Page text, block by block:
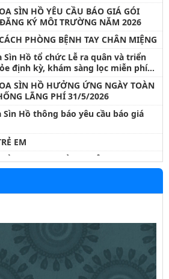
SÌN HỒ YÊU CẦU BÁO GIÁ GÓI
KÝ MÔI TRƯỜNG NĂM 2026
PHÒNG BỆNH TAY CHÂN MIỆNG
Sìn Hồ tổ chức Lễ ra quân và triển
định kỳ, khám sàng lọc miễn phí
năm 2026
SÌN HỒ HƯỞNG ỨNG NGÀY TOÀN
LÃNG PHÍ 31/5/2026
Sìn Hồ thông báo yêu cầu báo giá
EM
COI THƯỜNG MỘT CƠN ĐAU
NHỮNG ĐIỀU CẦN LƯU Ý